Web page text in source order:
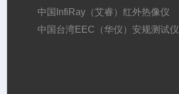
中国InfiRay（艾睿）红外热像仪
中国台湾EEC（华仪）安规测试仪